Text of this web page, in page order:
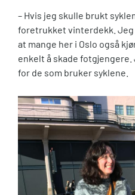
– Hvis jeg skulle brukt
foretrukket vinterdekk.
at mange her i Oslo også
enkelt å skade
for de som bruker syklene.